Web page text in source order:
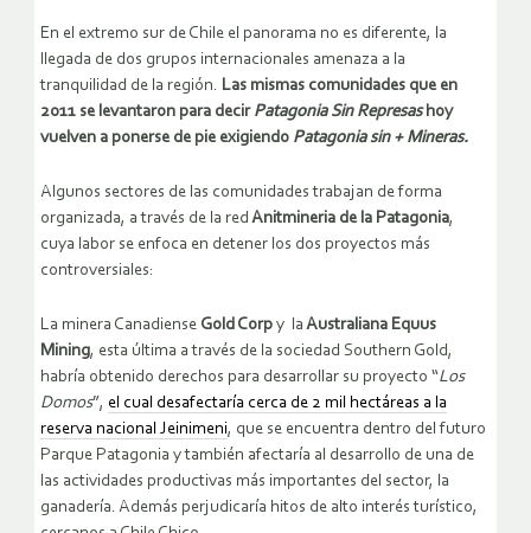
En el extremo sur de Chile el panorama no es diferente, la
llegada de dos grupos internacionales amenaza a la
tranquilidad de la región. Las mismas comunidades que en
2011 se levantaron para decir Patagonia Sin Represashoy
vuelven a ponerse de pie exigiendo Patagonia sin + Mineras.
Algunos sectores de las comunidades trabajan de forma
organizada, a través de la red Anitmineria de la Patagonia,
cuya labor se enfoca en detener los dos proyectos más
controversiales:
La minera Canadiense Gold Corp y la Australiana Equus
Mining, esta última a través de la sociedad Southern Gold,
habría obtenido derechos para desarrollar su proyecto “Los
Domos”, el cual desafectaría cerca de 2 mil hectáreas a la
reserva nacional Jeinimeni, que se encuentra dentro del futuro
Parque Patagonia y también afectaría al desarrollo de una de
las actividades productivas más importantes del sector, la
ganadería. Además perjudicaría hitos de alto interés turístico,